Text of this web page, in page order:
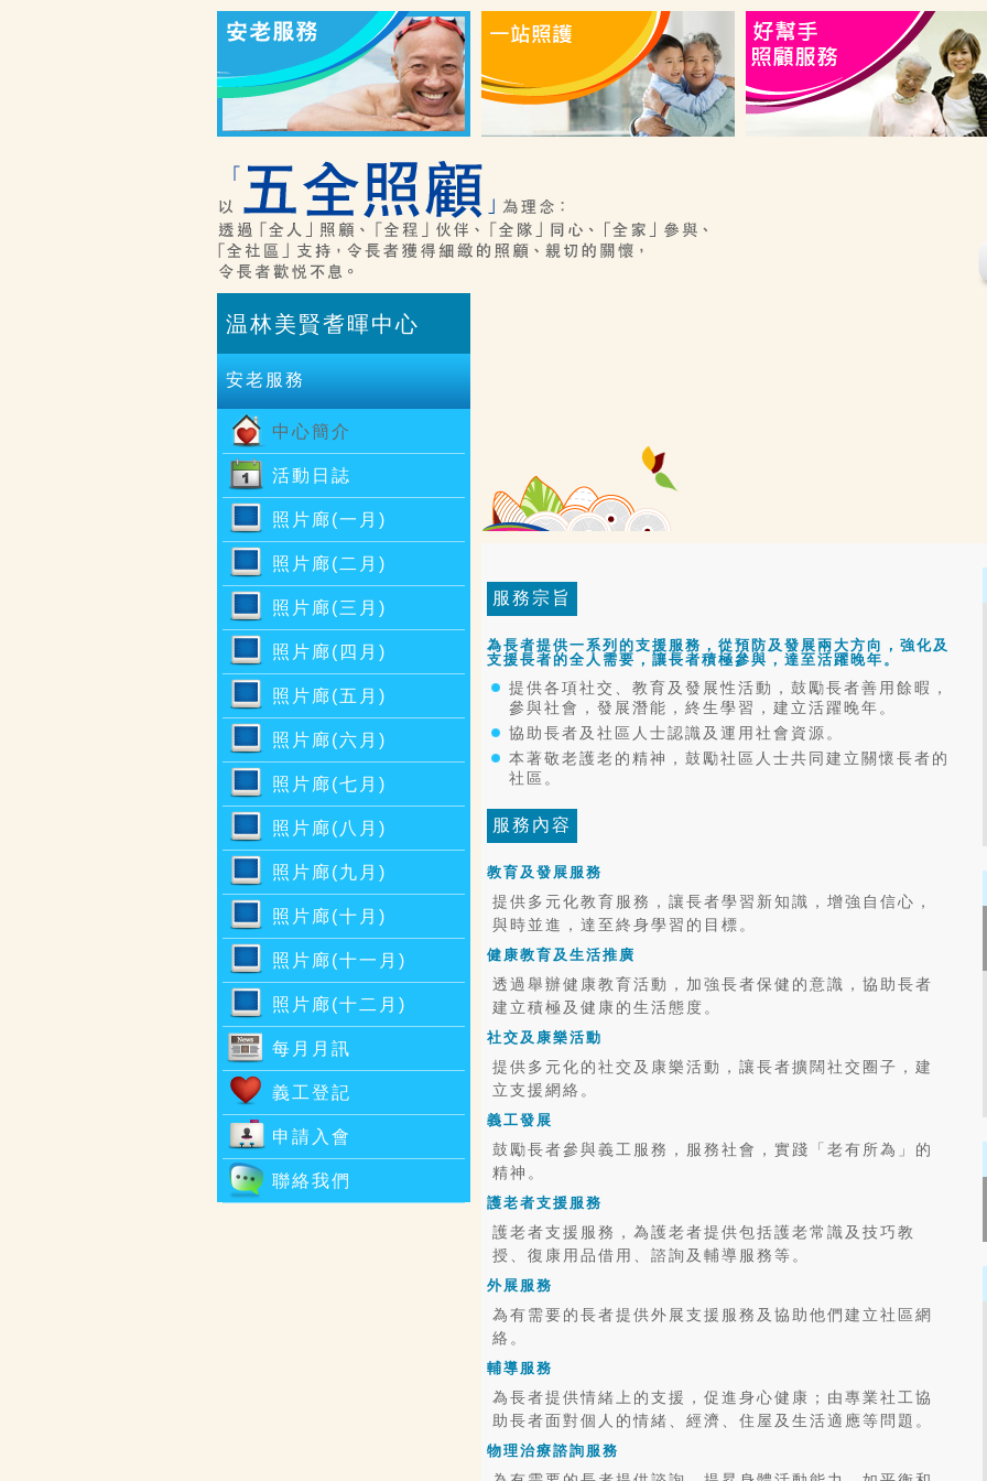
温林美賢耆暉中心
安老服務
中心簡介
活動日誌
照片廊(一月)
照片廊(二月)
照片廊(三月)
照片廊(四月)
照片廊(五月)
照片廊(六月)
照片廊(七月)
照片廊(八月)
照片廊(九月)
照片廊(十月)
照片廊(十一月)
照片廊(十二月)
每月月訊
義工登記
申請入會
聯絡我們
服務宗旨
為長者提供一系列的支援服務，從預防及發展兩大方向，強化及
支援長者的全人需要，讓長者積極參與，達至活躍晚年。
提供各項社交、教育及發展性活動，鼓勵長者善用餘暇，
參與社會，發展潛能，終生學習，建立活躍晚年。
協助長者及社區人士認識及運用社會資源。
本著敬老護老的精神，鼓勵社區人士共同建立關懷長者的
社區。
服務內容
教育及發展服務
提供多元化教育服務，讓長者學習新知識，增強自信心，
與時並進，達至終身學習的目標。
健康教育及生活推廣
透過舉辦健康教育活動，加強長者保健的意識，協助長者
建立積極及健康的生活態度。
社交及康樂活動
提供多元化的社交及康樂活動，讓長者擴闊社交圈子，建
立支援網絡。
義工發展
鼓勵長者參與義工服務，服務社會，實踐「老有所為」的
精神。
護老者支援服務
護老者支援服務，為護老者提供包括護老常識及技巧教
授、復康用品借用、諮詢及輔導服務等。
外展服務
為有需要的長者提供外展支援服務及協助他們建立社區網
絡。
輔導服務
為長者提供情緒上的支援，促進身心健康；由專業社工協
助長者面對個人的情緒、經濟、住屋及生活適應等問題。
物理治療諮詢服務